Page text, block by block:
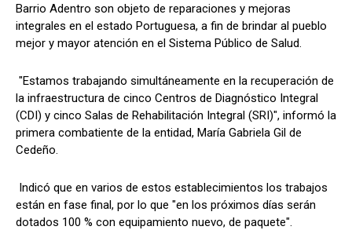
Barrio Adentro son objeto de reparaciones y mejoras
integrales en el estado Portuguesa, a fin de brindar al pueblo
mejor y mayor atención en el Sistema Público de Salud.
"Estamos trabajando simultáneamente en la recuperación de
la infraestructura de cinco Centros de Diagnóstico Integral
(CDI) y cinco Salas de Rehabilitación Integral (SRI)", informó la
primera combatiente de la entidad, María Gabriela Gil de
Cedeño.
Indicó que en varios de estos establecimientos los trabajos
están en fase final, por lo que "en los próximos días serán
dotados 100 % con equipamiento nuevo, de paquete".